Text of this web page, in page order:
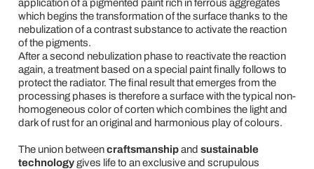
application of a pigmented paint rich in ferrous aggregates
which begins the transformation of the surface thanks to the
nebulization of a contrast substance to activate the reaction
of the pigments.
After a second nebulization phase to reactivate the reaction
again, a treatment based on a special paint finally follows to
protect the radiator. The final result that emerges from the
processing phases is therefore a surface with the typical non-
homogeneous color of corten which combines the light and
dark of rust for an original and harmonious play of colours.
The union betweencraftsmanshipand sustainable
technologygives life to an exclusive and scrupulous